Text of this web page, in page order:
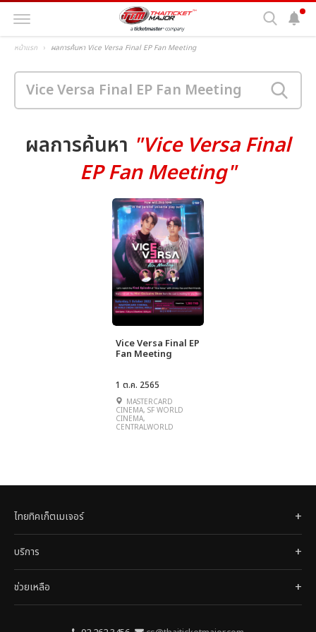
หน้าแรก ผลการค้นหา Vice Versa Final EP Fan Meeting
ผลการค้นหา "Vice Versa Final
EP Fan Meeting"
Vice Versa Final EP
Fan Meeting
1 ต.ค. 2565
MASTERCARD
CINEMA, SF WORLD
CINEMA,
CENTRALWORLD
ไทยทิคเก็ตเมเจอร์
บริการ
ช่วยเหลือ